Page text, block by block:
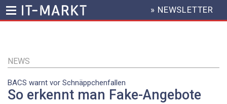
Inhalt
HEADER
MENU
» NEWSLETTER
NEWS
BACS warnt vor Schnäppchenfallen
So erkennt man Fake-Angebote